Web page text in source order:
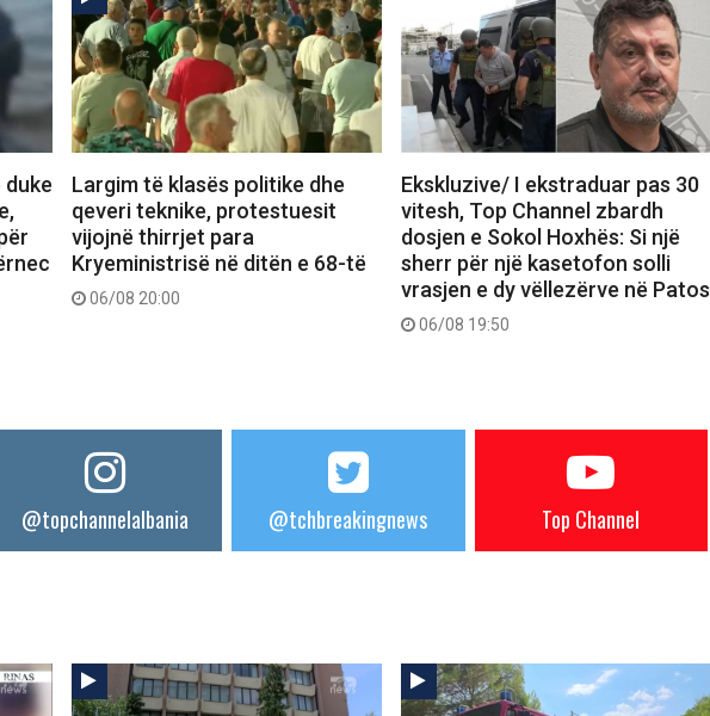
duke
Largim të klasës politike dhe
qeveri teknike, protestuesit
vijojnë thirrjet para
Kryeministrisë në ditën e 68-të
06/08 20:00
Ekskluzive/ I ekstraduar pas 30
vitesh, Top Channel zbardh
dosjen e Sokol Hoxhës: Si një
sherr për një kasetofon solli
vrasjen e dy vëllezërve në Patos
06/08 19:50
@topchannelalbania @tchbreakingnews Top Channel